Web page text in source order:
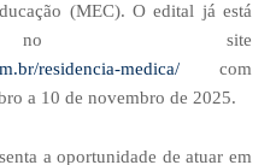
(MEC). O edital já está
no site
residencia-medica/ com
a 10 de novembro de 2025.
a oportunidade de atuar em